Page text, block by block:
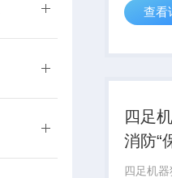
消防机
化管理
查看
四足
消防“
四足机